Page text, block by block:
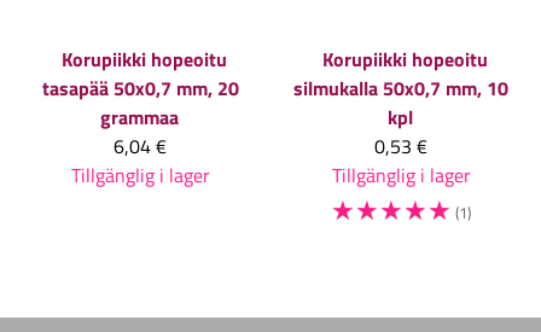
Korupiikki hopeoitu
tasapää 50x0,7 mm, 20
grammaa
6,04 €
Tillgänglig i lager
Korupiikki hopeoitu
silmukalla 50x0,7 mm, 10
kpl
0,53 €
Tillgänglig i lager
☆☆☆☆☆ (1)